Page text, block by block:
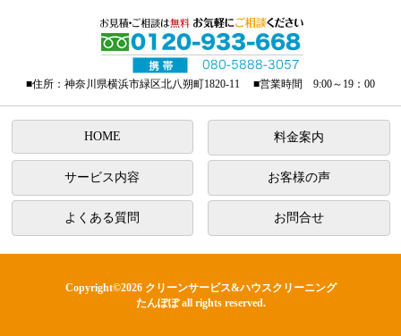
■住所：神奈川県横浜市緑区北八朔町1820-11 ■営業時間 9:00～19：00
HOME 料金案内
サービス内容 お客様の声
よくある質問 お問合せ
Copyright©2026 クリーンサービス&ハウスクリーニング
たんぽぽall rights reserved.